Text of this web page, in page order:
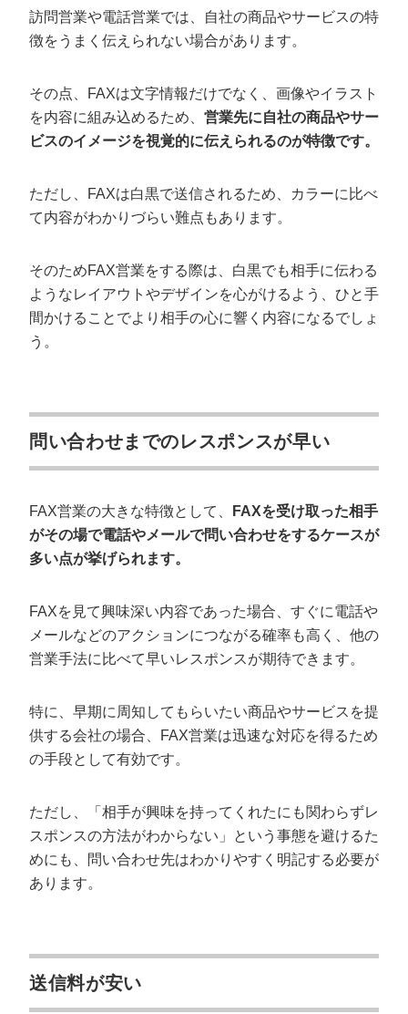
訪問営業や電話営業では、自社の商品やサービスの特
徴をうまく伝えられない場合があります。
その点、FAXは文字情報だけでなく、画像やイラスト
を内容に組み込めるため、 営業先に自社の商品やサー
ビスのイメージを視覚的に伝えられるのが特徴です。
ただし、FAXは白黒で送信されるため、カラーに比べ
て内容がわかりづらい難点もあります。
そのためFAX営業をする際は、白黒でも相手に伝わる
ようなレイアウトやデザインを心がけるよう、ひと手
間かけることでより相手の心に響く内容になるでしょ
う。
問い合わせまでのレスポンスが早い
FAX営業の大きな特徴として、
FAXを受け取った相手
がその場で電話やメールで問い合わせをするケースが
多い点が挙げられます。
FAXを見て興味深い内容であった場合、すぐに電話や
メールなどのアクションにつながる確率も高く、他の
営業手法に比べて早いレスポンスが期待できます。
特に、早期に周知してもらいたい商品やサービスを提
供する会社の場合、FAX営業は迅速な対応を得るため
の手段として有効です。
ただし、「相手が興味を持ってくれたにも関わらずレ
スポンスの方法がわからない」という事態を避けるた
めにも、問い合わせ先はわかりやすく明記する必要が
あります。
送信料が安い